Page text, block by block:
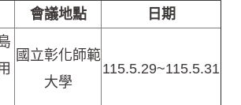
會議地點
日期
國立彰化師範
大學
115.5.29~115.5.31